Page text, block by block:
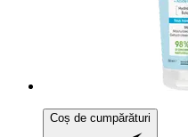
Coș de cumpărături